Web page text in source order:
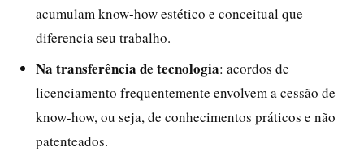
acumulam know-how estético e conceitual que
diferencia seu trabalho.
Na transferência de tecnologia: acordos de
licenciamento frequentemente envolvem a cessão de
know-how, ou seja, de conhecimentos práticos e não
patenteados.